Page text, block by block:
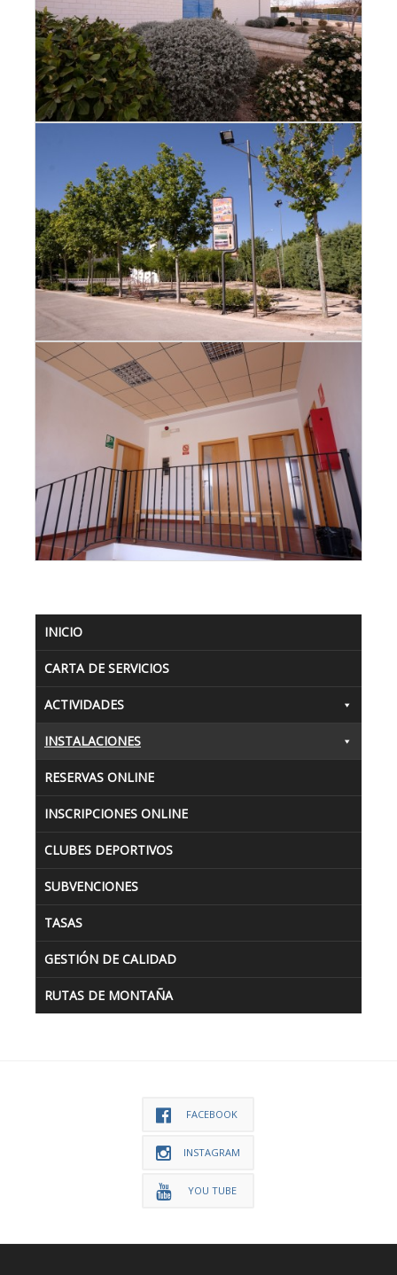
INICIO
CARTA DE SERVICIOS
ACTIVIDADES
INSTALACIONES
RESERVAS ONLINE
INSCRIPCIONES ONLINE
CLUBES DEPORTIVOS
SUBVENCIONES
TASAS
GESTIÓN DE CALIDAD
RUTAS DE MONTAÑA
FACEBOOK
INSTAGRAM
YOU TUBE